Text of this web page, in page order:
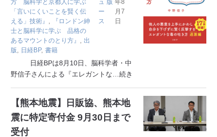
方 脳科学と京都人に学ぶ
「言いにくいことを賢く伝
える」技術』
『ロンドン紳
士と脳科学に学ぶ 品格の
あるマウントのとり方』
出
版
日経BP,書籍
ュ
ー
ス
版 年8
月7
日
日経BPは8月10日、脳科学者・中
野信子さんによる『エレガントな …続き
【熊本地震】日販協、熊本地
震に特定寄付金 9月30日まで
受付